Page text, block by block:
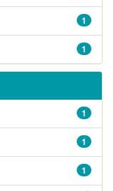
1
1
1
1
1